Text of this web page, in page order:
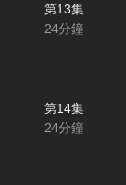
第13集
24分鐘
第14集
24分鐘